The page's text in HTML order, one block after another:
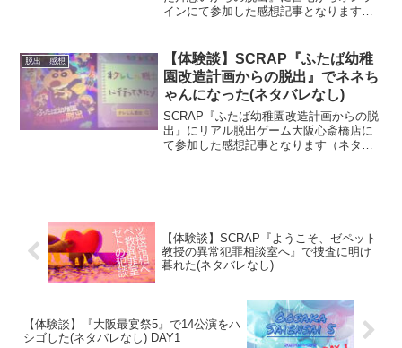
インにて参加した感想記事となります
感じつつ、謎はいつもより少し難しめの
公演でした。
脱出 感想
【体験談】SCRAP『​ふたば幼稚
園改造計画からの脱出』でネネち
ゃんになった(ネタバレなし)
SCRAP『​ふたば幼稚園改造計画からの脱
出』にリアル脱出ゲーム大阪心斎橋店に
て参加した感想記事となります（ネタバ
【体験談】SCRAP『​ようこそ、ゼペット
教授の異常犯罪相談室へ』で捜査に明け
暮れた(ネタバレなし)
【体験談】『大阪最宴祭5​』で14公演をハ
シゴした(ネタバレなし) DAY1